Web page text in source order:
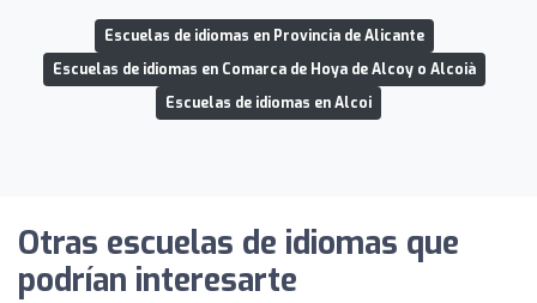
Escuelas de idiomas en Provincia de Alicante
Escuelas de idiomas en Comarca de Hoya de Alcoy o Alcoià
Escuelas de idiomas en Alcoi
Otras escuelas de idiomas que
podrían interesarte